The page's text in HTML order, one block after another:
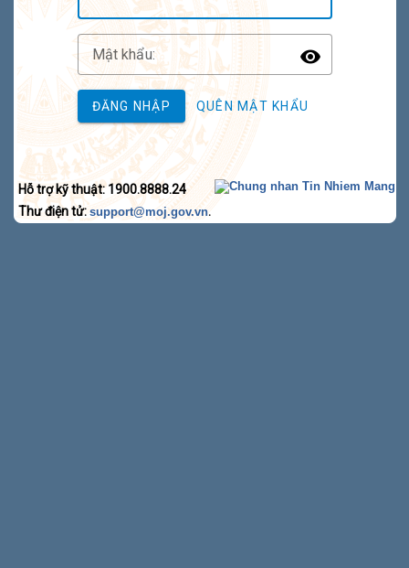
Mật khẩu:
Toggle
ĐĂNG NHẬP QUÊN MẬT KHẨU
Hỗ trợ kỹ thuật: 1900.8888.24
Thư điện tử: support@moj.gov.vn.